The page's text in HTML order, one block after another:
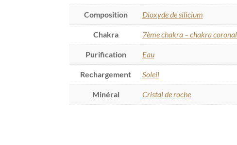
Composition Dioxyde de silicium
Chakra 7ème chakra – chakra
Purification Eau
Rechargement Soleil
Minéral Cristal de roche